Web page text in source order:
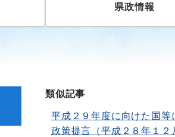
県政情報
類似記事
平成２９年度に向けた国等
政策提言（平成２８年１２